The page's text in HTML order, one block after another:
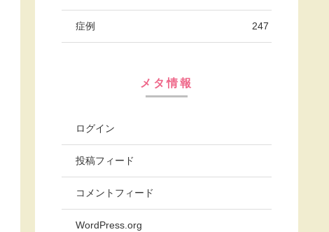
症例 247
メタ情報
ログイン
投稿フィード
コメントフィード
WordPress.org